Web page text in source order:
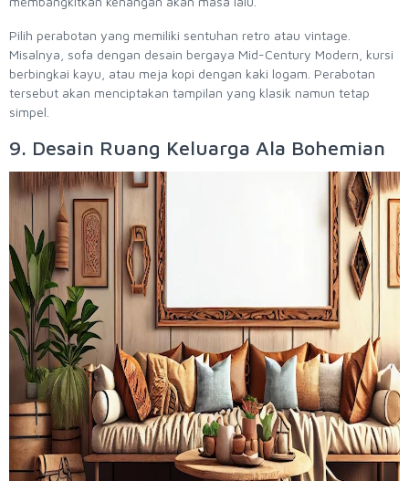
Pilih perabotan yang memiliki sentuhan retro atau vintage.
Misalnya, sofa dengan desain bergaya Mid-Century Modern, kursi
berbingkai kayu, atau meja kopi dengan kaki logam. Perabotan
tersebut akan menciptakan tampilan yang klasik namun tetap
simpel.
9. Desain Ruang Keluarga Ala Bohemian